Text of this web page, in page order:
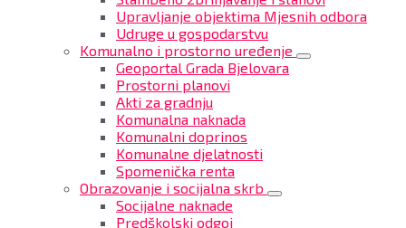
Upravljanje objektima Mjesnih odbora
Udruge u gospodarstvu
Komunalno i prostorno uređenje
Geoportal Grada Bjelovara
Prostorni planovi
Akti za gradnju
Komunalna naknada
Komunalni doprinos
Komunalne djelatnosti
Spomenička renta
Obrazovanje i socijalna skrb
Socijalne naknade
Predškolski odgoj